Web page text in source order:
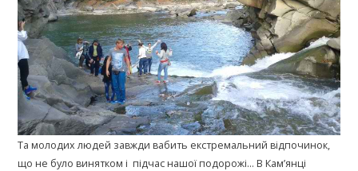
Та молодих людей завжди вабить екстремальний відпочинок,
що не було винятком і підчас нашої подорожі… В Кам’янці